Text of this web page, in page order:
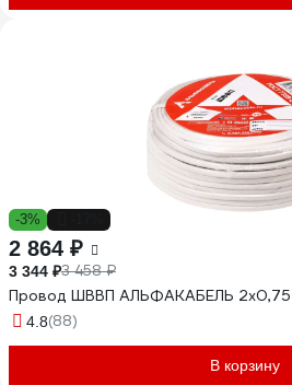
-3%
2 864 ₽
3 344 ₽3 458 ₽
Провод ШВВП АЛЬФАКАБЕЛЬ
4.8(88)
В корзину